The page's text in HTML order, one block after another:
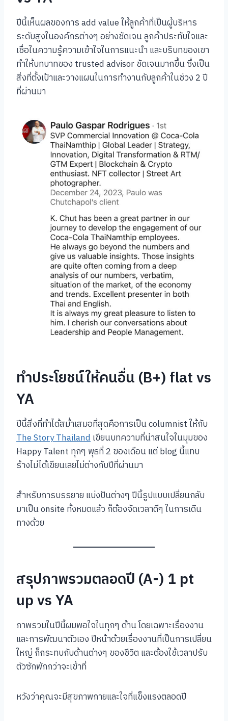
ปีนี้เห็นผลของการ add value ให้ลูกค้าที่เป็นผู้บริหาร
ระดับสูงในองค์กรต่างๆ อย่างชัดเจน ลูกค้าประทับใจและ
เชื่อในความรู้ความเข้าใจในการแนะนำ และบริบทของเขา
ทำให้บทบาทของ trusted advisor ชัดเจนมากขึ้น ซึ่งเป็น
สิ่งที่ตั้งเป้าและวางแผนในการทำงานกับลูกค้าในช่วง 2 ปี
ที่ผ่านมา
ทำประโยชน์ให้คนอื่น (B+) flat vs
YA
ปีนี้สิ่งที่ทำได้สม่ำเสมอที่สุดคือการเป็น columnist ให้กับ
The Story Thailandเขียนบทความที่น่าสนใจในมุมของ
Happy Talent ทุกๆ พุธที่ 2 ของเดือน แต่ blog นี้แทบ
ร้างไม่ได้เขียนเลยไม่ต่างกับปีที่ผ่านมา
สำหรับการบรรยาย แบ่งปันต่างๆ ปีนี้รูปแบบเปลี่ยนกลับ
มาเป็น onsite ทั้งหมดแล้ว ก็ต้องจัดเวลาดีๆ ในการเดิน
ทางด้วย
สรุปภาพรวมตลอดปี (A-) 1 pt
up vs YA
ภาพรวมในปีนี้ผมพอใจในทุกๆ ด้าน โดยเฉพาะเรื่องงาน
และการพัฒนาตัวเอง ปีหน้าด้วยเรื่องงานที่เป็นการเปลี่ยน
ใหญ่ ก็กระทบกับด้านต่างๆ ของชีวิต และต้องใช้เวลาปรับ
ตัวซักพักกว่าจะเข้าที่
หวังว่าคุณจะมีสุขภาพกายและใจที่แข็งแรงตลอดปี